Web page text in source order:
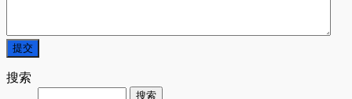
搜索